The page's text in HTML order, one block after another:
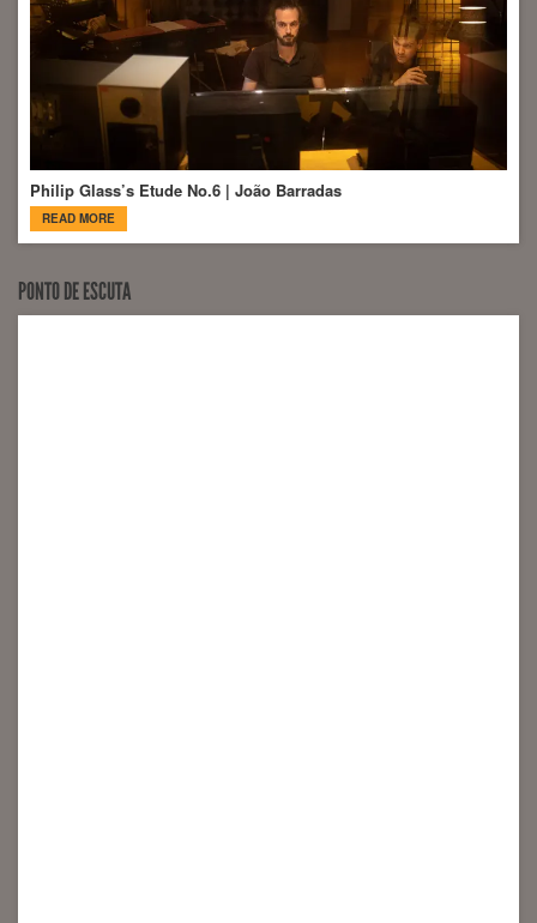
Philip Glass’s Etude No.6 | João Barradas
READ MORE
PONTO DE ESCUTA